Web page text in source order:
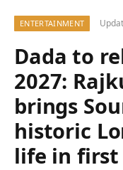
ENTERTAINMENT
Dada to
2027:
brings
historic
life in